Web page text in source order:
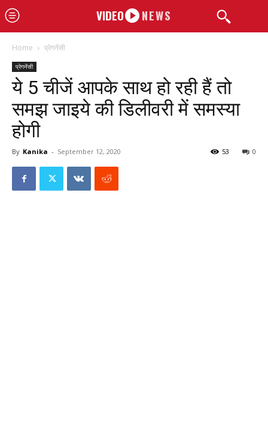
VIDEO NEWS
Home प्रेगनेंसी
प्रेगनेंसी
ये 5 चीजें आपके साथ हो रही हैं तो
समझ जाइये की डिलीवरी में समस्या
होगी
By Kanika - September 12, 2020 0
53